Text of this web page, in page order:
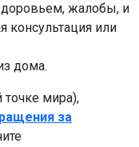
жалобы, и
консультация или
дома.
мира),
за